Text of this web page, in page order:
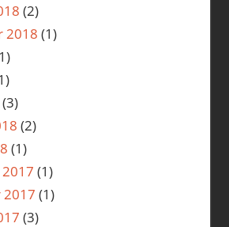
(2)
2018 (1)
(3)
(2)
(1)
(1)
(1)
(3)